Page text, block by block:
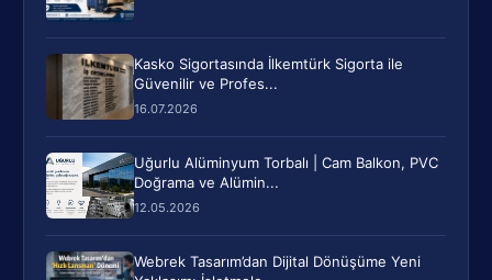
Kasko Sigortasında İlkemtürk Sigorta ile
Güvenilir ve Profes...
16.07.2026
Uğurlu Alüminyum Torbalı | Cam Balkon, PVC
Doğrama ve Alümin...
12.05.2026
Webrek Tasarım’dan Dijital Dönüşüme Yeni